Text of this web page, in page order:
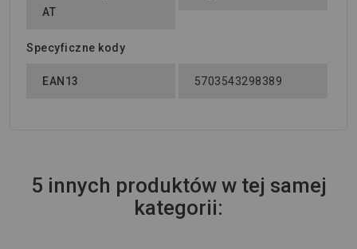
AT
Specyficzne kody
EAN13 5703543298389
5 innych produktów w tej samej
kategorii: